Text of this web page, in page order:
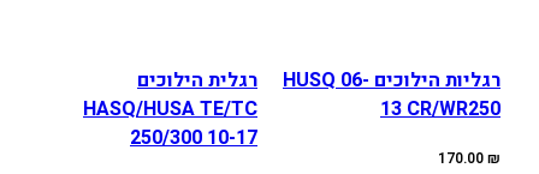
רגליות הילוכים HUSQ 06-
13 CR/WR250
170.00₪
רגלית הילוכים
HASQ/HUSA TE/TC
250/300 10-17